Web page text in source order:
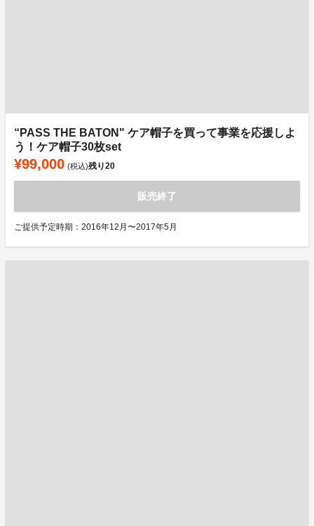
“PASS THE BATON" ケア帽子を買って事業を応援しよ
う！ケア帽子30枚set
¥99,000 (税込)残り20
販売終了
ご提供予定時期：2016年12月〜2017年5月